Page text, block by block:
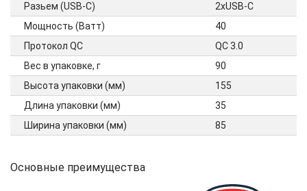
Разьем (USB-C)
2xUSB-C
Мощность (Ватт)
40
Протокол QC
QC 3.0
Вес в упаковке, г
90
Высота упаковки (мм)
155
Длина упаковки (мм)
35
Ширина упаковки (мм)
85
Основные преимущества